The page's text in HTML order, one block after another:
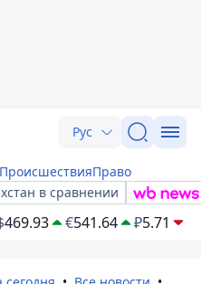
Рус
ПроисшествияПраво
в сравнении
469.93 €541.64 ₽5.71